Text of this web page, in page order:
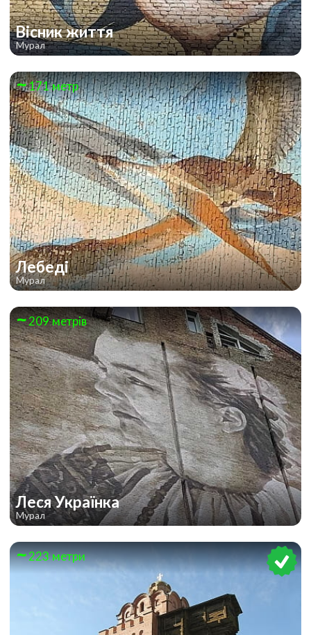
Вісник життя
Мурал
171 метр
Лебеді
Мурал
209 метрів
Леся Українка
Мурал
223 метри